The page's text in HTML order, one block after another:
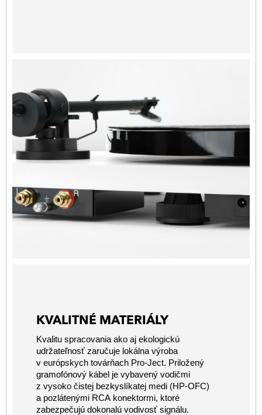
KVALITNÉ MATERIÁLY
Kvalitu spracovania ako aj ekologickú
udržateľnosť zaručuje lokálna výroba
v európskych továrňach Pro-Ject. Priložený
gramofónový kábel je vybavený vodičmi
z vysoko čistej bezkyslíkatej medi (HP-OFC)
a pozlátenými RCA konektormi, ktoré
zabezpečujú dokonalú vodivosť signálu.